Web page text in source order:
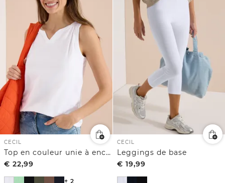
CECIL
Top en couleur unie à encolure fendue
€ 22,99
+ 2
CECIL
Leggings de base
€ 19,99